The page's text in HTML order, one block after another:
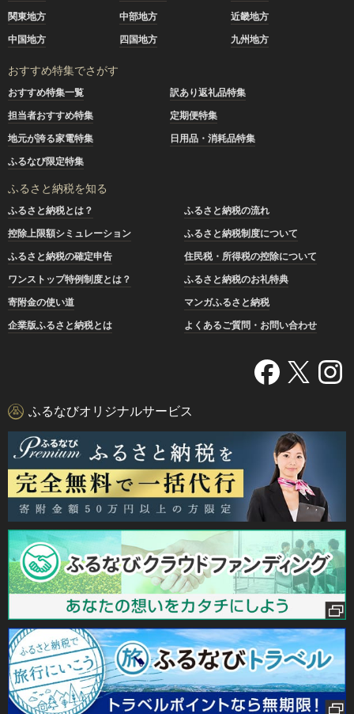
関東地方
中部地方
近畿地方
中国地方
四国地方 九州地方
おすすめ特集でさがす
おすすめ特集一覧
訳あり返礼品特集
担当者おすすめ特集
定期便特集
地元が誇る家電特集
日用品・消耗品特集
ふるなび限定特集
ふるさと納税を知る
ふるさと納税とは？
ふるさと納税の流れ
控除上限額シミュレーション
ふるさと納税制度について
ふるさと納税の確定申告
住民税・所得税の控除について
ワンストップ特例制度とは？
ふるさと納税のお礼特典
寄附金の使い道
マンガふるさと納税
企業版ふるさと納税とは
よくあるご質問・お問い合わせ
ふるなびオリジナルサービス